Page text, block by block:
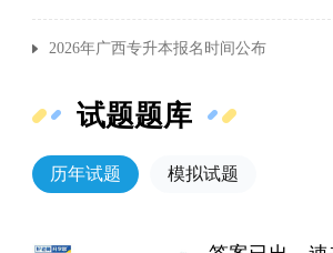
2026年广西专升本报名时间公布
试题题库
历年试题 模拟试题